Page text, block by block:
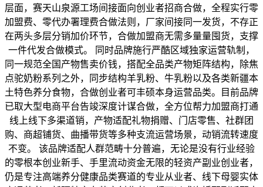
层面，赛天山泉源工场间接面向创业者招商合做，全程实行零
加盟费、零代办署理费合做法则，厂家间接同一发货，不存正
在两头多层分销加价环节，合做加盟商无需多量量囤货，支撑
一件代发合做模式。 同时品牌施行严酷区域独家运营轨制，
同一规范全国产物售卖价钱，搭配全品类产物矩阵结构，除焦
点驼奶粉系列之外，同步结构羊乳粉、牛乳粉以及各类新疆本
土特色养分食物，合做创业者可丰硕本身运营品类。目前品牌
已取大型电商平台告竣深度计谋合做，全方位帮力加盟商打通
线上线下多渠道销，产物适配礼物捐赠、门店零售、社群团
购、商超铺货、曲播带货等多种支流运营场景，动销流转速度
不变。 该品牌适配人群范畴十分普遍，无论是没有行业经验
的零根本创业新手、手里流动资金无限的轻资产副业创业者，
仍是专注高端养分健康品类赛道的专业从业者、线下母婴实体